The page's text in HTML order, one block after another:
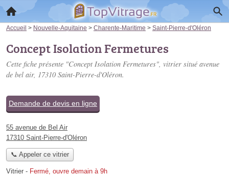
Accueil > Nouvelle-Aquitaine > Charente-Maritime > Saint-Pierre-d'Oléron
Concept Isolation Fermetures
Cette fiche présente "Concept Isolation Fermetures", vitrier situé avenue
de bel air, 17310 Saint-Pierre-d'Oléron.
Demande de devis en ligne
55 avenue de Bel Air
17310 Saint-Pierre-d'Oléron
📞 Appeler ce vitrier
Vitrier - Fermé, ouvre demain à 9h